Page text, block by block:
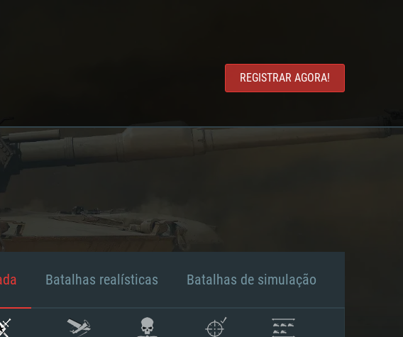
REGISTRAR AGORA!
Batalhas realísticas Batalhas de simulação